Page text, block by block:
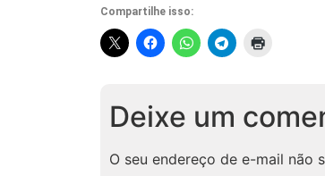
Compartilhe isso:
Deixe um
O seu endereço de e-mail não